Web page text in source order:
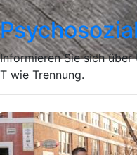
Informieren Sie sich
T wie Trennung.